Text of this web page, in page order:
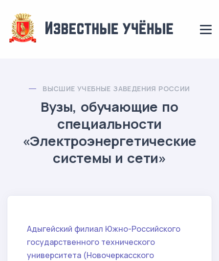
ВЫСШИЕ УЧЕБНЫЕ ЗАВЕДЕНИЯ РОССИИ
Вузы, обучающие по
специальности
«Электроэнергетические
системы и сети»
Адыгейский филиал Южно-Российского
государственного технического
университета (Новочеркасского